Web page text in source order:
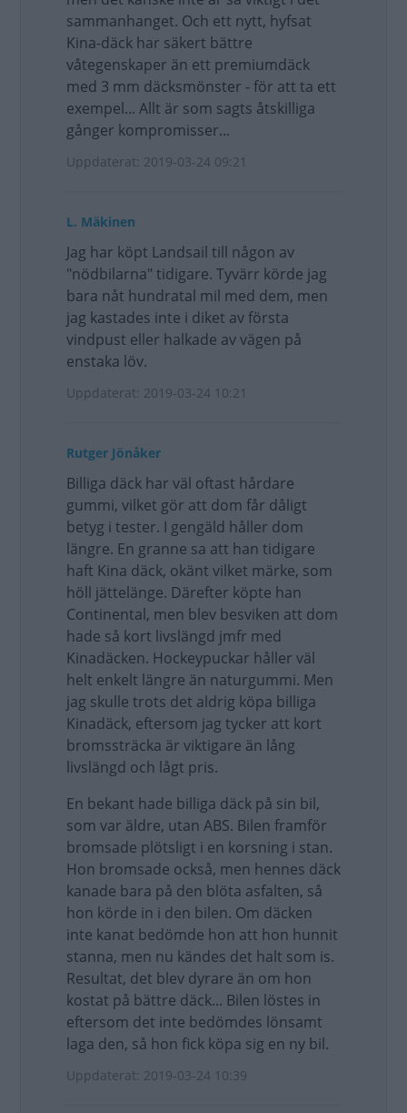
sammanhanget. Och ett nytt, hyfsat
Kina-däck har säkert bättre
våtegenskaper än ett premiumdäck
med 3 mm däcksmönster - för att ta ett
exempel... Allt är som sagts åtskilliga
gånger kompromisser...
Uppdaterat: 2019-03-24 09:21
L. Mäkinen
Jag har köpt Landsail till någon av
"nödbilarna" tidigare. Tyvärr körde jag
bara nåt hundratal mil med dem, men
jag kastades inte i diket av första
vindpust eller halkade av vägen på
enstaka löv.
Uppdaterat: 2019-03-24 10:21
Rutger Jönåker
Billiga däck har väl oftast hårdare
gummi, vilket gör att dom får dåligt
betyg i tester. I gengäld håller dom
längre. En granne sa att han tidigare
haft Kina däck, okänt vilket märke, som
höll jättelänge. Därefter köpte han
Continental, men blev besviken att dom
hade så kort livslängd jmfr med
Kinadäcken. Hockeypuckar håller väl
helt enkelt längre än naturgummi. Men
jag skulle trots det aldrig köpa billiga
Kinadäck, eftersom jag tycker att kort
bromssträcka är viktigare än lång
livslängd och lågt pris.
En bekant hade billiga däck på sin bil,
som var äldre, utan ABS. Bilen framför
bromsade plötsligt i en korsning i stan.
Hon bromsade också, men hennes däck
kanade bara på den blöta asfalten, så
hon körde in i den bilen. Om däcken
inte kanat bedömde hon att hon hunnit
stanna, men nu kändes det halt som is.
Resultat, det blev dyrare än om hon
kostat på bättre däck... Bilen löstes in
eftersom det inte bedömdes lönsamt
laga den, så hon fick köpa sig en ny bil.
Uppdaterat: 2019-03-24 10:39